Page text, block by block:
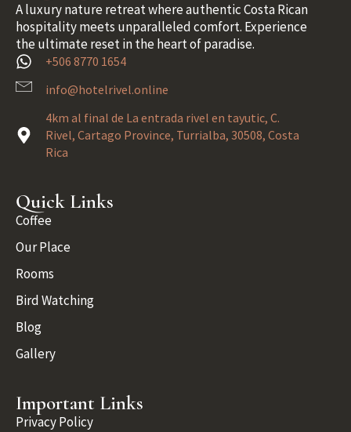
A luxury nature retreat where authentic Costa Rican
hospitality meets unparalleled comfort. Experience
the ultimate reset in the heart of paradise.
+506 8770 1654
info@hotelrivel.online
4km al final de La entrada rivel en tayutic, C.
Rivel, Cartago Province, Turrialba, 30508, Costa
Rica
Quick Links
Coffee
Our Place
Rooms
Bird Watching
Blog
Gallery
Important Links
Privacy Policy